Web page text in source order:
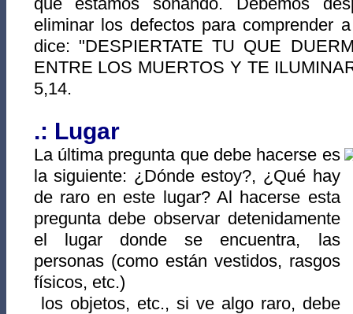
eliminar los defectos para comprender
dice: "DESPIERTATE TU QUE
ENTRE LOS MUERTOS Y TE
5,14.
.: Lugar
La última pregunta que debe hacerse es
la siguiente: ¿Dónde estoy?, ¿Qué hay
de raro en este lugar? Al hacerse esta
pregunta debe observar detenidamente
el lugar donde se encuentra, las
personas (como están vestidos, rasgos
físicos, etc.)
los objetos, etc., si ve algo raro, debe